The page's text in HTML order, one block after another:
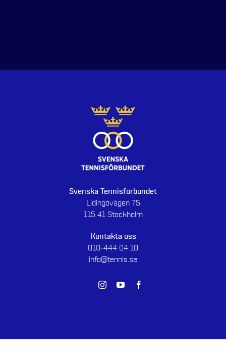
Svenska Tennisförbundet
Lidingövägen 75
115 41 Stockholm
Kontakta oss
010-444 04 10
info@tennis.se